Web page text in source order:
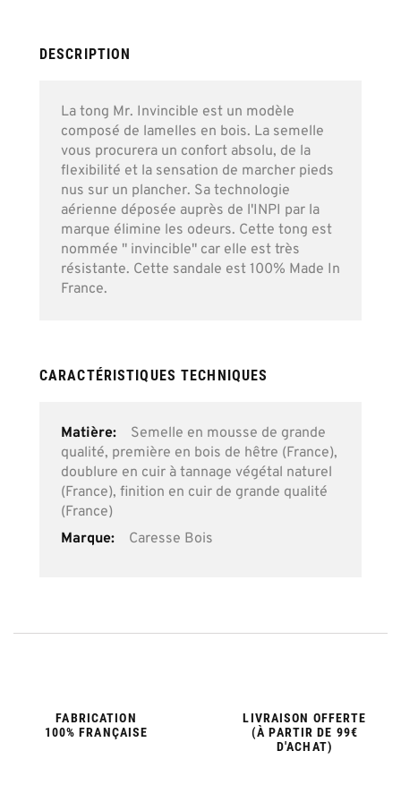
gallery
DESCRIPTION
La tong Mr. Invincible est un modèle
composé de lamelles en bois. La semelle
vous procurera un confort absolu, de la
flexibilité et la sensation de marcher pieds
nus sur un plancher. Sa technologie
aérienne déposée auprès de l'INPI par la
marque élimine les odeurs. Cette tong est
nommée " invincible" car elle est très
résistante. Cette sandale est 100% Made In
France.
CARACTÉRISTIQUES TECHNIQUES
Plus
d’information
Semelle en mousse de grande
qualité, première en bois de hêtre (France),
doublure en cuir à tannage végétal naturel
(France), finition en cuir de grande qualité
(France)
Caresse Bois
FABRICATION
100% FRANÇAISE
LIVRAISON OFFERTE
(À PARTIR DE 99€
D'ACHAT)